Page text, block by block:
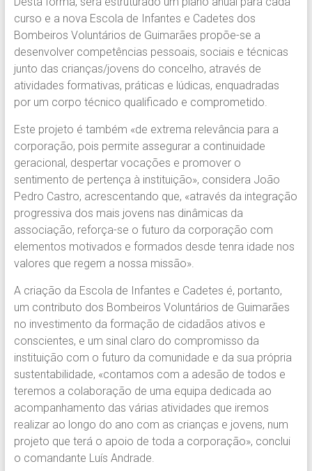
curso e a nova Escola de Infantes e Cadetes dos
Bombeiros Voluntários de Guimarães propõe-se a
desenvolver competências pessoais, sociais e técnicas
junto das crianças/jovens do concelho, através de
atividades formativas, práticas e lúdicas, enquadradas
por um corpo técnico qualificado e comprometido.
Este projeto é também «de extrema relevância para a
corporação, pois permite assegurar a continuidade
geracional, despertar vocações e promover o
sentimento de pertença à instituição», considera João
Pedro Castro, acrescentando que, «através da integração
progressiva dos mais jovens nas dinâmicas da
associação, reforça-se o futuro da corporação com
elementos motivados e formados desde tenra idade nos
valores que regem a nossa missão».
A criação da Escola de Infantes e Cadetes é, portanto,
um contributo dos Bombeiros Voluntários de Guimarães
no investimento da formação de cidadãos ativos e
conscientes, e um sinal claro do compromisso da
instituição com o futuro da comunidade e da sua própria
sustentabilidade, «contamos com a adesão de todos e
teremos a colaboração de uma equipa dedicada ao
acompanhamento das várias atividades que iremos
realizar ao longo do ano com as crianças e jovens, num
projeto que terá o apoio de toda a corporação», conclui
o comandante Luís Andrade.